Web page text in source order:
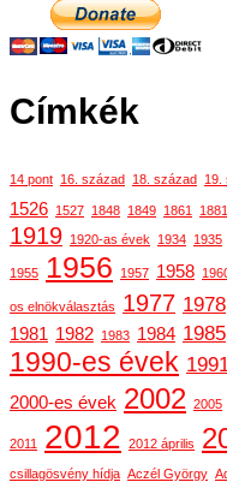
Címkék
14 pont 16. század 18. század 19.
1526 1527 1848 1849 1861 1881
1919 1920-as évek 1934 1935
1955 1956 1957 1958
os elnökválasztás 1977 1978
1981 1982 1983 1984 1985
1990-es évek
2000-es évek 2002 2005
2011 2012 2012 április
csillagösvény hídja Aczél György